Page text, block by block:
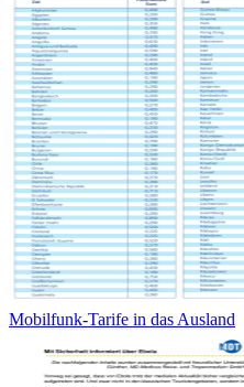
Mobilfunk-Tarife in das Ausland